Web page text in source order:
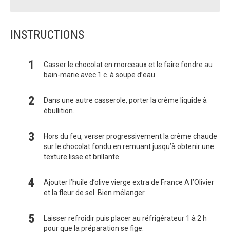
INSTRUCTIONS
Casser le chocolat en morceaux et le faire fondre au
bain-marie avec 1 c. à soupe d’eau.
Dans une autre casserole, porter la crème liquide à
ébullition.
Hors du feu, verser progressivement la crème chaude
sur le chocolat fondu en remuant jusqu’à obtenir une
texture lisse et brillante.
Ajouter l’huile d’olive vierge extra de France A l’Olivier
et la fleur de sel. Bien mélanger.
Laisser refroidir puis placer au réfrigérateur 1 à 2 h
pour que la préparation se fige.